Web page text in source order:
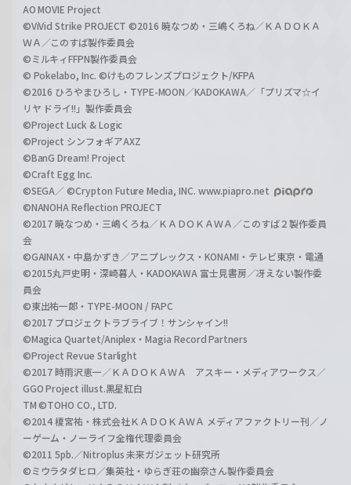
AO MOVIE Project
©ViVid Strike PROJECT ©2016 暁なつめ・三嶋くろね／ＫＡＤＯＫＡ
ＷＡ／このすば製作委員会
©ミルキィFFPN製作委員会
© Pokelabo, Inc. ©けものフレンズプロジェクト/KFPA
©2016 ひろやまひろし・TYPE-MOON／KADOKAWA／「プリズマ☆イ
リヤ ドライ!!」製作委員会
©Project Luck & Logic
©Project シンフォギアAXZ
©BanG Dream! Project
©Craft Egg Inc.
©SEGA／ ©Crypton Future Media, INC. www.piapro.net
©NANOHA Reflection PROJECT
©2017 暁なつめ・三嶋くろね／ＫＡＤＯＫＡＷＡ／このすば２製作委員
会
©GAINAX・中島かずき／アニプレックス・KONAMI・テレビ東京・電通
©2015丸戸史明・深崎暮人・KADOKAWA 富士見書房／冴えない製作委
員会
©東出祐一郎・TYPE-MOON / FAPC
©2017 プロジェクトラブライブ！サンシャイン!!
©Magica Quartet/Aniplex・Magia Record Partners
©Project Revue Starlight
©2017 時雨沢恵一／ＫＡＤＯＫＡＷＡ アスキー・メディアワークス／
GGO Project illust.黒星紅白
TM ©TOHO CO., LTD.
©2014 榎宮祐・株式会社ＫＡＤＯＫＡＷＡ メディアファクトリー刊／ノ
ーゲーム・ノーライフ全権代理委員会
©2011 5pb.／Nitroplus 未来ガジェット研究所
©ミウラタダヒロ／集英社・ゆらぎ荘の幽奈さん製作委員会